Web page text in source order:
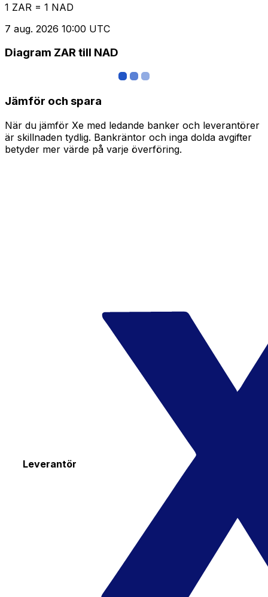
1 ZAR = 1 NAD
7 aug. 2026 10:00 UTC
Diagram ZAR till NAD
Jämför och spara
När du jämför Xe med ledande banker och leverantörer
är skillnaden tydlig. Bankräntor och inga dolda avgifter
betyder mer värde på varje överföring.
Leverantör